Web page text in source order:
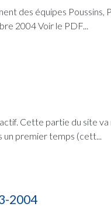
des équipes Poussins,
2004 Voir le PDF...
Cette partie du site
un premier temps (cett...
2004